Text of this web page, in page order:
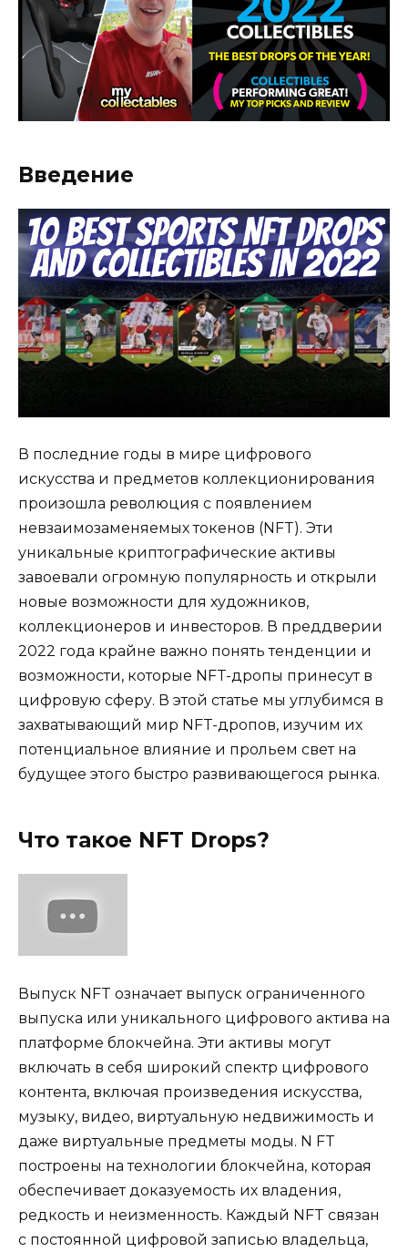
Введение
В последние годы в мире цифрового
искусства и предметов коллекционирования
произошла революция с появлением
невзаимозаменяемых токенов (NFT). Эти
уникальные криптографические активы
завоевали огромную популярность и открыли
новые возможности для художников,
коллекционеров и инвесторов. В преддверии
2022 года крайне важно понять тенденции и
возможности, которые NFT-дропы принесут в
цифровую сферу. В этой статье мы углубимся в
захватывающий мир NFT-дропов, изучим их
потенциальное влияние и прольем свет на
будущее этого быстро развивающегося рынка.
Что такое NFT Drops?
Выпуск NFT означает выпуск ограниченного
выпуска или уникального цифрового актива на
платформе блокчейна. Эти активы могут
включать в себя широкий спектр цифрового
контента, включая произведения искусства,
музыку, видео, виртуальную недвижимость и
даже виртуальные предметы моды. N FT
построены на технологии блокчейна, которая
обеспечивает доказуемость их владения,
редкость и неизменность. Каждый NFT связан
с постоянной цифровой записью владельца,